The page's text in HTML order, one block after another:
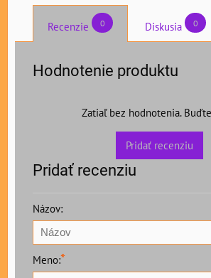
Recenzie 0 Diskusia 0
Hodnotenie produktu
Zatiaľ bez hodnotenia.
Pridať recenziu
Pridať recenziu
Názov:
Meno:*